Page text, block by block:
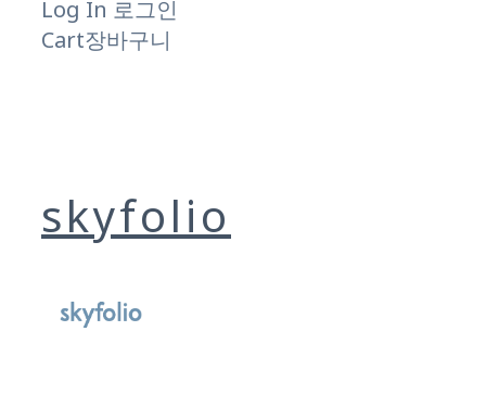
Log In 로그인
Cart장바구니
skyfolio